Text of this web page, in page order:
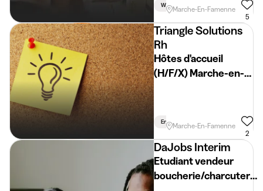
Weekend Vacances
Marche-En-Famenne
5
Triangle Solutions
Rh
Hôtes d'accueil
(H/F/X) Marche-en-
Famenne
En Semaine
Marche-En-Famenne
2
DaJobs Interim
Etudiant vendeur
boucherie/charcuterie